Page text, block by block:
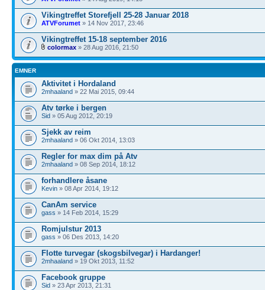
Vikingtreffet Storefjell 25-28 Januar 2018
ATVForumet » 14 Nov 2017, 23:46
Vikingtreffet 15-18 september 2016
colormax » 28 Aug 2016, 21:50
EMNER
Aktivitet i Hordaland
2mhaaland » 22 Mai 2015, 09:44
Atv tørke i bergen
Sid » 05 Aug 2012, 20:19
Sjekk av reim
2mhaaland » 06 Okt 2014, 13:03
Regler for max dim på Atv
2mhaaland » 08 Sep 2014, 18:12
forhandlere åsane
Kevin » 08 Apr 2014, 19:12
CanAm service
gass » 14 Feb 2014, 15:29
Romjulstur 2013
gass » 06 Des 2013, 14:20
Flotte turvegar (skogsbilvegar) i Hardanger!
2mhaaland » 19 Okt 2013, 11:52
Facebook gruppe
Sid » 23 Apr 2013, 21:31